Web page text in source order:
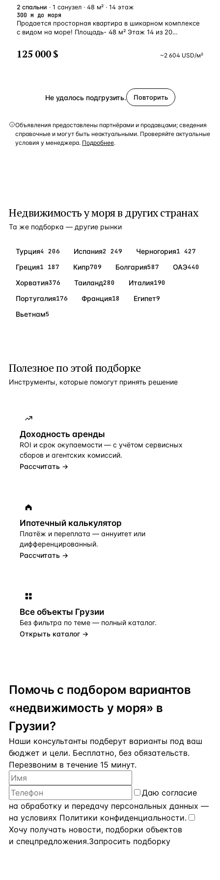
бар, брендовые магазины внутри комплекса.
В комплексе полностью соблюдены международные
стандарты пожарной безопасности. Также безопасность
комплекса в течение 24 часов обеспечивают
видеонаблюдения. Также, для жителей этого ЖК
2 спальни · 1 санузел · 48 м² · 14 этаж
300 м до моря
Продается просторная квартира в шикарном комплексе
с видом на море! Площадь- 48 м² Этаж 14 из 20
Есть вся необходимая мебель и техника. Отличный
вариант для сдачи в посуточную аренду. Можно сдавать
подземный паркинг. Инфраструктура: Фитнесс,
рестораны, кофейни, супермаркеты, аптеки. До моря
125 000 $ ~2 604 USD/м²
Не удалось подгрузить. Повторить
Объявления предоставлены партнёрами и продавцами; сведения
справочные и могут быть неактуальными. Проверяйте актуальные
условия у менеджера. Подробнее.
Недвижимость у моряв других странах
Та же подборка — другие рынки
Турция4 206 Испания2 249 Черногория1 427
Греция1 187 Кипр709 Болгария587 ОАЭ440
Хорватия376 Таиланд280 Италия190
Португалия176 Франция18 Египет9
Вьетнам5
Полезное по этой подборке
Инструменты, которые помогут принять решение
Доходность аренды
ROI и срок окупаемости — с учётом сервисных
сборов и агентских комиссий.
Рассчитать →
Ипотечный калькулятор
Платёж и переплата — аннуитет или
дифференцированный.
Рассчитать →
Все объекты Грузии
Без фильтра по теме — полный каталог.
Открыть каталог →
Помочь с подбором вариантов
«недвижимость у моря» в
Грузии?
Наши консультанты подберут варианты под ваш
бюджет и цели. Бесплатно, без обязательств.
Перезвоним в течение 15 минут.
Даю согласие
на обработку и передачу персональных данных —
на условиях Политики конфиденциальности.
Хочу получать новости, подборки объектов
и спецпредложения.Запросить подборку